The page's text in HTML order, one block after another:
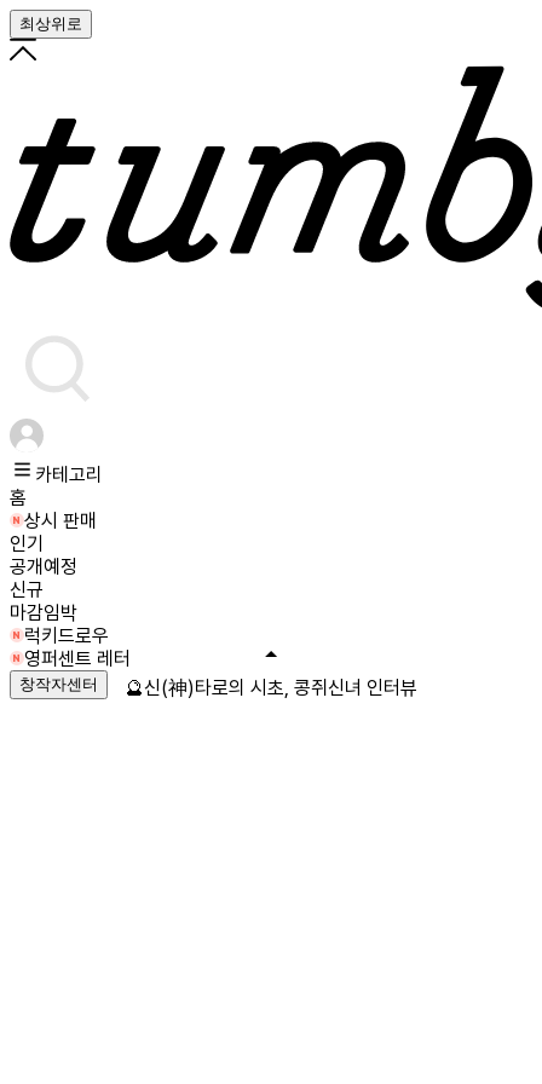
최상위로
카테고리
홈
상시 판매
인기
공개예정
신규
마감임박
럭키드로우
영퍼센트 레터
창작자센터 🔮신(神)타로의 시초, 콩쥐신녀 인터뷰